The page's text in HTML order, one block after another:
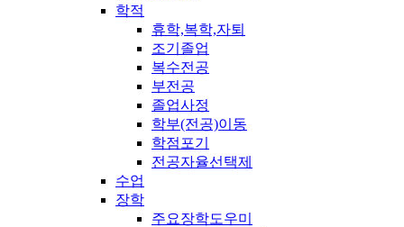
학적
휴학,복학,자퇴
조기졸업
복수전공
부전공
졸업사정
학부(전공)이동
학점포기
전공자율선택제
수업
장학
주요장학도우미